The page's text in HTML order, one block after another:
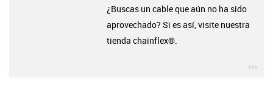
¿Buscas un cable que aún no ha sido
aprovechado? Si es así, visite nuestra
tienda chainflex®.